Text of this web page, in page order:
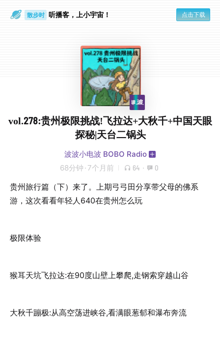
散步时 听播客，上小宇宙！ 点击下载
vol.278:贵州极限挑战!飞拉达+大秋千+中国天眼
探秘|天台二锅头
波波小电波 BOBO Radio
68分钟 · 7个月前 64 · 0
贵州旅行篇（下）来了。上期弓弓田分享带父母的佛系
游，这次看看年轻人640在贵州怎么玩
极限体验
猴耳天坑飞拉达:在90度山壁上攀爬,走钢索穿越山谷
大秋千蹦极:从高空荡进峡谷,看满眼葱郁和瀑布奔流